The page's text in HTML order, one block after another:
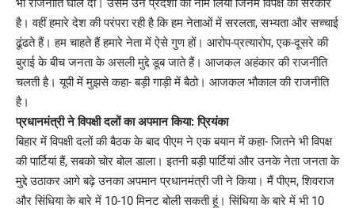
भी राजनीति घोल दी। उसमें उन प्रदेशों का नाम लिया जिनमें विपक्ष की सरकार
है। वहीं हमारे देश की परंपरा रही है कि हम नेताओं में सरलता, सभ्यता और सच्चाई
ढूंढते हैं। हम चाहते हैं हमारे नेता में ऐसे गुण हों। आरोप-प्रत्यारोप, एक-दूसरे की
बुराई के बीच जनता के असली मुद्दे डूब जाते हैं। आजकल अहंकार की राजनीति
चलती है। यूपी में मुझसे कहा- बड़ी गाड़ी में बैठो। आजकल भौकाल की राजनीति
है।
प्रधानमंत्री ने विपक्षी दलों का अपमान किया: प्रियंका
बिहार में विपक्षी दलों की बैठक के बाद पीएम ने एक बयान में कहा- जितने भी विपक्ष
की पार्टियां हैं, सबको चोर बोल डाला। इतनी बड़ी पार्टियां और उनके नेता जनता के
मुद्दे उठाकर आगे बढ़े उनका अपमान प्रधानमंत्री जी ने किया। मैं पीएम, शिवराज
और सिंधिया के बारे में 10-10 मिनट बोली सकती हूं। सिंधिया के बारे में भी 10